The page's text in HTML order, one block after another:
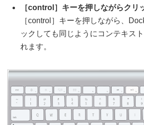
［control］キーを押しながらクリ
［control］キーを押しながら、
ックしても同じようにコンテキス
れます。